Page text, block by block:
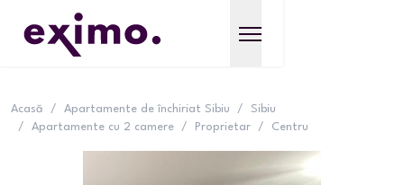
Acasă / Apartamente de închiriat Sibiu /
Sibiu
/
Apartamente cu 2 camere / Proprietar / Centru